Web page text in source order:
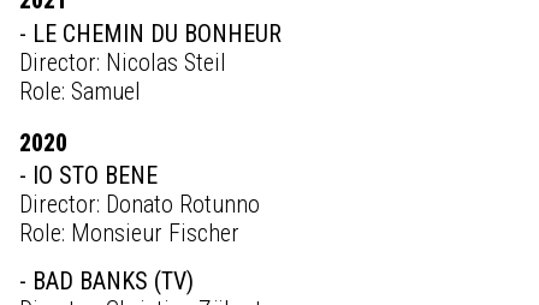
- LE CHEMIN DU BONHEUR
Director: Nicolas Steil
Role: Samuel
2020
- IO STO BENE
Director: Donato Rotunno
Role: Monsieur Fischer
- BAD BANKS (TV)